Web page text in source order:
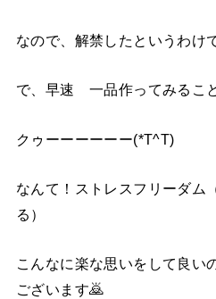
なので、解禁したというわけ
で、早速 一品作ってみるこ
クゥーーーーーー(*T^T)
なんて！ストレスフリーダム
る）
こんなに楽な思いをして良い
ございます🙇